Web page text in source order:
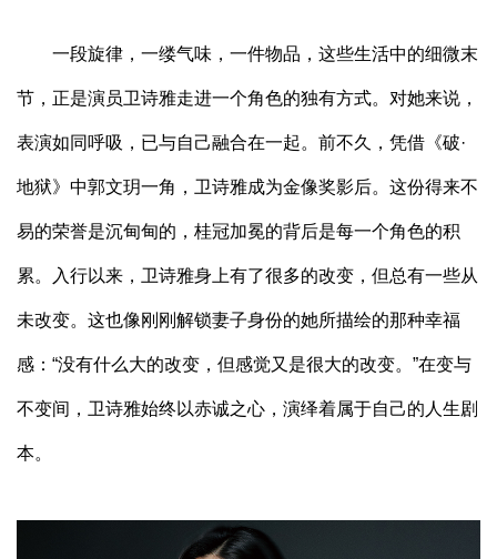
一段旋律，一缕气味，一件物品，这些生活中的细微末
节，正是演员卫诗雅走进一个角色的独有方式。对她来说，
表演如同呼吸，已与自己融合在一起。前不久，凭借《破·
地狱》中郭文玥一角，卫诗雅成为金像奖影后。这份得来不
易的荣誉是沉甸甸的，桂冠加冕的背后是每一个角色的积
累。入行以来，卫诗雅身上有了很多的改变，但总有一些从
未改变。这也像刚刚解锁妻子身份的她所描绘的那种幸福
感：“没有什么大的改变，但感觉又是很大的改变。”在变与
不变间，卫诗雅始终以赤诚之心，演绎着属于自己的人生剧
本。